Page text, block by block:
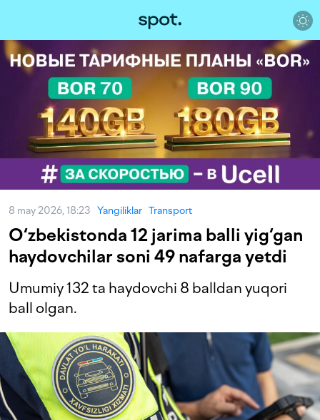
8 may 2026, 18:23 Yangiliklar Transport
O‘zbekistonda 12 jarima balli yig‘gan
haydovchilar soni 49 nafarga yetdi
Umumiy 132 ta haydovchi 8 balldan yuqori
ball olgan.